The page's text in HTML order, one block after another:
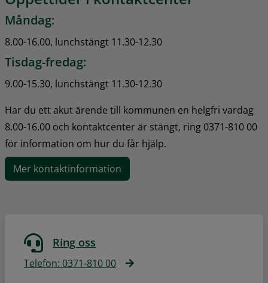
Måndag:
8.00-16.00, lunchstängt 11.30-12.30
Tisdag-fredag:
9.00-15.30, lunchstängt 11.30-12.30
Har du ett akut ärende till kommunen en helgfri vardag
8.00-16.00 och kontaktcenter är stängt, ring 0371-810 00
för information om hur du får hjälp.
Mer kontaktinformation
Ring oss
Telefon: 0371-810 00